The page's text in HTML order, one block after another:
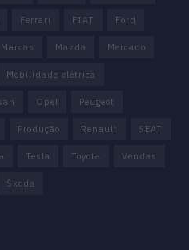
Ferrari FIAT Ford
Marcas Mazda Mercado
Mobilidade elétrica
Opel Peugeot
Produção Renault SEAT
Tesla Toyota Vendas
Škoda